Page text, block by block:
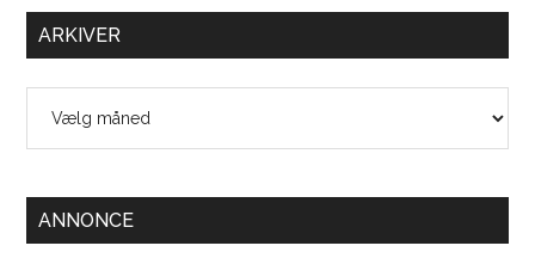
ARKIVER
ANNONCE